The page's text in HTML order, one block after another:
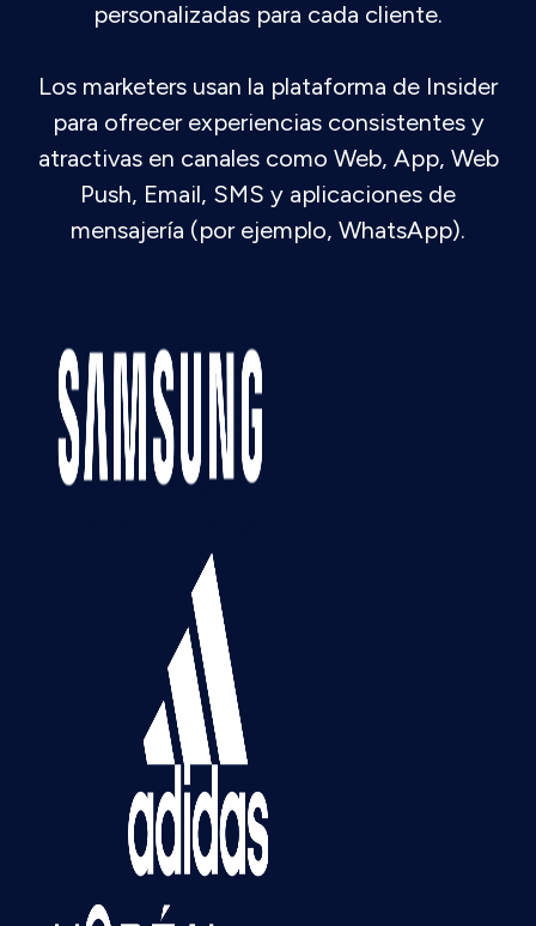
personalizadas para cada cliente.
Los marketers usan la plataforma de Insider
para ofrecer experiencias consistentes y
atractivas en canales como Web, App, Web
Push, Email, SMS y aplicaciones de
mensajería (por ejemplo, WhatsApp).